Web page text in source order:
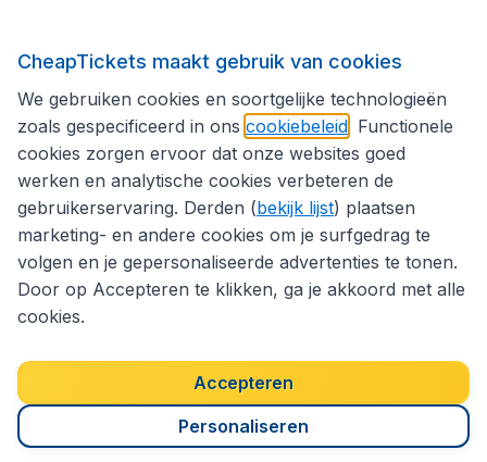
Volg CheapTickets.nl
Privacybeleid
Copyright © 2026
CheapTickets maakt gebruik van cookies
We gebruiken cookies en soortgelijke technologieën
zoals gespecificeerd in ons cookiebeleid . Functionele
cookies zorgen ervoor dat onze websites goed
werken en analytische cookies verbeteren de
gebruikerservaring. Derden (bekijk lijst) plaatsen
marketing- en andere cookies om je surfgedrag te
volgen en je gepersonaliseerde advertenties te tonen.
Door op Accepteren te klikken, ga je akkoord met alle
cookies.
Accepteren
Personaliseren